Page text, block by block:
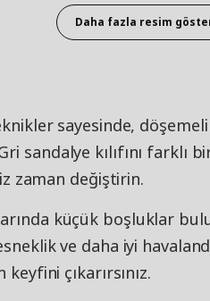
Daha fazla resim
sayesinde,
sandalye kılıfını farklı
zaman değiştirin.
küçük boşluklar
ve daha iyi
çıkarırsınız.